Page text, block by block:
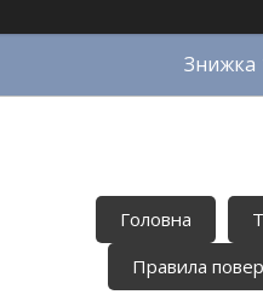
Знижка
Головна
Правила